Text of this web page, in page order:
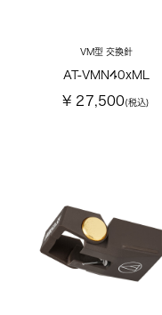
VM型 交換針
AT-VMN40xML
¥ 27,500(税込)